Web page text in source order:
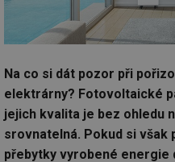
Na co si dát pozor při
elektrárny? Fotovoltaické
jejich kvalita je bez ohledu
srovnatelná. Pokud si
přebytky vyrobené